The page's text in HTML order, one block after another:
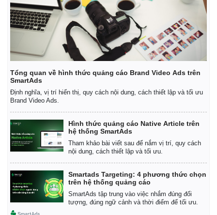
Chứng khoán
Giá cà phê
Tổng quan về hình thức quảng cáo Brand Video Ads trên
SmartAds
Định nghĩa, vị trí hiển thị, quy cách nội dung, cách thiết lập và tối ưu
Brand Video Ads.
Hình thức quảng cáo Native Article trên
hệ thống SmartAds
Tham khảo bài viết sau để nắm vị trí, quy cách
nội dung, cách thiết lập và tối ưu.
Smartads Targeting: 4 phương thức chọn
trên hệ thống quảng cáo
SmartAds tập trung vào việc nhắm đúng đối
tượng, đúng ngữ cảnh và thời điểm để tối ưu.